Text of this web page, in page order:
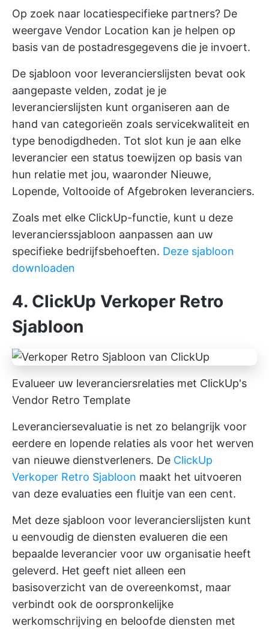
Op zoek naar locatiespecifieke partners? De
weergave Vendor Location kan je helpen op
basis van de postadresgegevens die je invoert.
De sjabloon voor leverancierslijsten bevat ook
aangepaste velden, zodat je je
leverancierslijsten kunt organiseren aan de
hand van categorieën zoals servicekwaliteit en
type benodigdheden. Tot slot kun je aan elke
leverancier een status toewijzen op basis van
hun relatie met jou, waaronder Nieuwe,
Lopende, Voltooide of Afgebroken leveranciers.
Zoals met elke ClickUp-functie, kunt u deze
leverancierssjabloon aanpassen aan uw
specifieke bedrijfsbehoeften. Deze sjabloon
downloaden
4. ClickUp Verkoper Retro
Sjabloon
Evalueer uw leveranciersrelaties met ClickUp's
Vendor Retro Template
Leveranciersevaluatie is net zo belangrijk voor
eerdere en lopende relaties als voor het werven
van nieuwe dienstverleners. De ClickUp
Verkoper Retro Sjabloon maakt het uitvoeren
van deze evaluaties een fluitje van een cent.
Met deze sjabloon voor leverancierslijsten kunt
u eenvoudig de diensten evalueren die een
bepaalde leverancier voor uw organisatie heeft
geleverd. Het geeft niet alleen een
basisoverzicht van de overeenkomst, maar
verbindt ook de oorspronkelijke
werkomschrijving en beloofde diensten met